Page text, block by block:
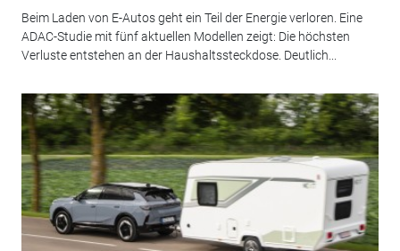
Beim Laden von E-Autos geht ein Teil der Energie verloren. Eine
ADAC-Studie mit fünf aktuellen Modellen zeigt: Die höchsten
Verluste entstehen an der Haushaltssteckdose. Deutlich...